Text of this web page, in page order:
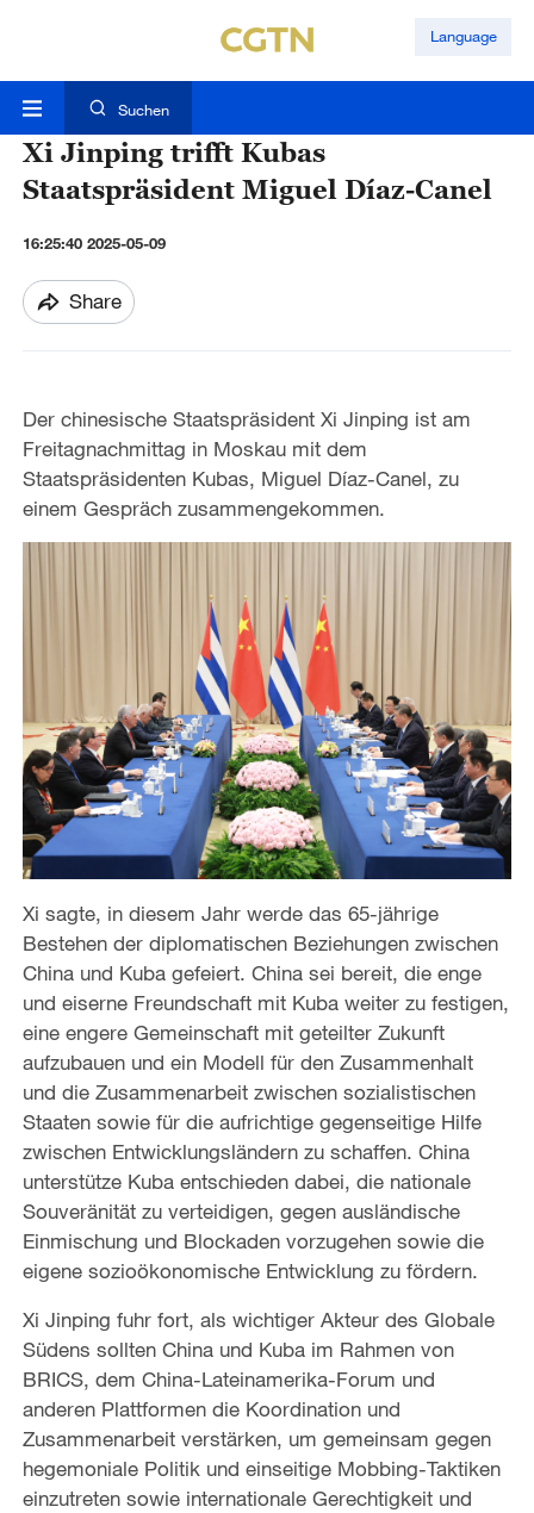
Language
Suchen
Xi Jinping trifft Kubas
Staatspräsident Miguel Díaz-Canel
16:25:40 2025-05-09
Share
Der chinesische Staatspräsident Xi Jinping ist am
Freitagnachmittag in Moskau mit dem
Staatspräsidenten Kubas, Miguel Díaz-Canel, zu
einem Gespräch zusammengekommen.
Xi sagte, in diesem Jahr werde das 65-jährige
Bestehen der diplomatischen Beziehungen zwischen
China und Kuba gefeiert. China sei bereit, die enge
und eiserne Freundschaft mit Kuba weiter zu festigen,
eine engere Gemeinschaft mit geteilter Zukunft
aufzubauen und ein Modell für den Zusammenhalt
und die Zusammenarbeit zwischen sozialistischen
Staaten sowie für die aufrichtige gegenseitige Hilfe
zwischen Entwicklungsländern zu schaffen. China
unterstütze Kuba entschieden dabei, die nationale
Souveränität zu verteidigen, gegen ausländische
Einmischung und Blockaden vorzugehen sowie die
eigene sozioökonomische Entwicklung zu fördern.
Xi Jinping fuhr fort, als wichtiger Akteur des Globale
Südens sollten China und Kuba im Rahmen von
BRICS, dem China-Lateinamerika-Forum und
anderen Plattformen die Koordination und
Zusammenarbeit verstärken, um gemeinsam gegen
hegemoniale Politik und einseitige Mobbing-Taktiken
einzutreten sowie internationale Gerechtigkeit und